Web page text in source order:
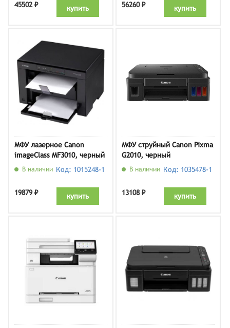
45502 ₽ купить 56260 ₽ купить
МФУ лазерное Canon
imageClass MF3010, черный
В наличии Код: 1015248-1
19879 ₽ купить
МФУ струйный Canon Pixma
G2010, черный
В наличии Код: 1035478-1
13108 ₽ купить